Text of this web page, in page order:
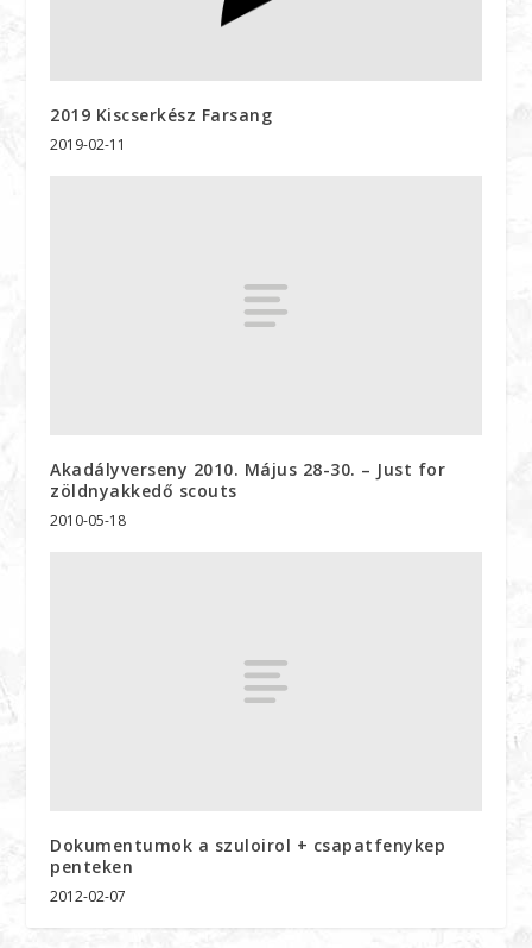
2019 Kiscserkész Farsang
2019-02-11
Akadályverseny 2010. Május 28-30. – Just for
zöldnyakkedő scouts
2010-05-18
Dokumentumok a szuloirol + csapatfenykep
penteken
2012-02-07